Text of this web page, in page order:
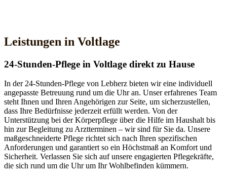
Leistungen in Voltlage
24-Stunden-Pflege in Voltlage direkt zu Hause
In der 24-Stunden-Pflege von Lebherz bieten wir eine individuell
angepasste Betreuung rund um die Uhr an. Unser erfahrenes Team
steht Ihnen und Ihren Angehörigen zur Seite, um sicherzustellen,
dass Ihre Bedürfnisse jederzeit erfüllt werden. Von der
Unterstützung bei der Körperpflege über die Hilfe im Haushalt bis
hin zur Begleitung zu Arztterminen – wir sind für Sie da. Unsere
maßgeschneiderte Pflege richtet sich nach Ihren spezifischen
Anforderungen und garantiert so ein Höchstmaß an Komfort und
Sicherheit. Verlassen Sie sich auf unsere engagierten Pflegekräfte,
die sich rund um die Uhr um Ihr Wohlbefinden kümmern.